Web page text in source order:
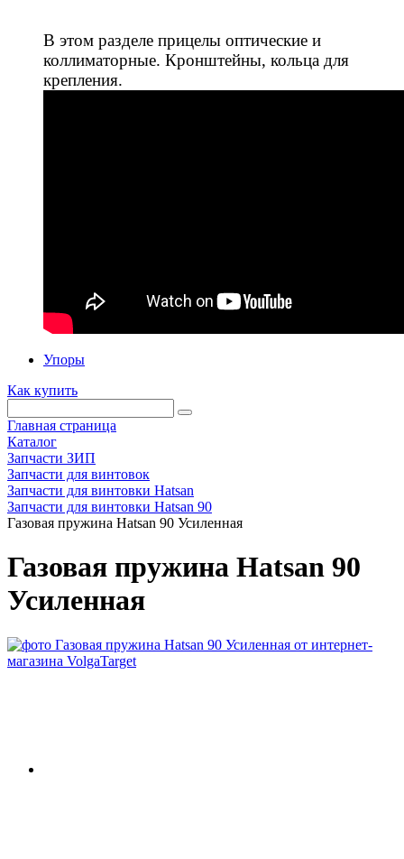
В этом разделе прицелы оптические и
коллиматорные. Кронштейны, кольца для
крепления.
Упоры
Как купить
Главная страница
Каталог
Запчасти ЗИП
Запчасти для винтовок
Запчасти для винтовки Hatsan
Запчасти для винтовки Hatsan 90
Газовая пружина Hatsan 90 Усиленная
Газовая пружина Hatsan 90
Усиленная